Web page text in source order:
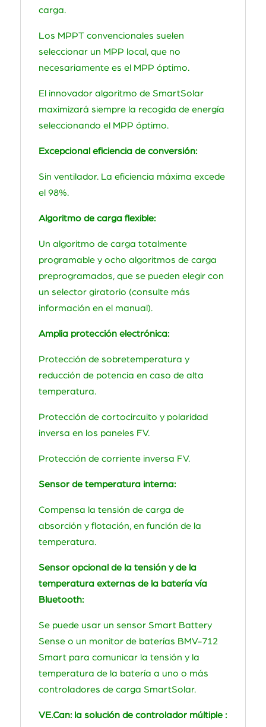
carga.
Los MPPT convencionales suelen
seleccionar un MPP local, que no
necesariamente es el MPP óptimo.
El innovador algoritmo de SmartSolar
maximizará siempre la recogida de energía
seleccionando el MPP óptimo.
Excepcional eficiencia de conversión:
Sin ventilador. La eficiencia máxima excede
el 98%.
Algoritmo de carga flexible:
Un algoritmo de carga totalmente
programable y ocho algoritmos de carga
preprogramados, que se pueden elegir con
un selector giratorio (consulte más
información en el manual).
Amplia protección electrónica:
Protección de sobretemperatura y
reducción de potencia en caso de alta
temperatura.
Protección de cortocircuito y polaridad
inversa en los paneles FV.
Protección de corriente inversa FV.
Sensor de temperatura interna:
Compensa la tensión de carga de
absorción y flotación, en función de la
temperatura.
Sensor opcional de la tensión y de la
temperatura externas de la batería vía
Bluetooth:
Se puede usar un sensor Smart Battery
Sense o un monitor de baterías BMV-712
Smart para comunicar la tensión y la
temperatura de la batería a uno o más
controladores de carga SmartSolar.
VE.Can: la solución de controlador múltiple :